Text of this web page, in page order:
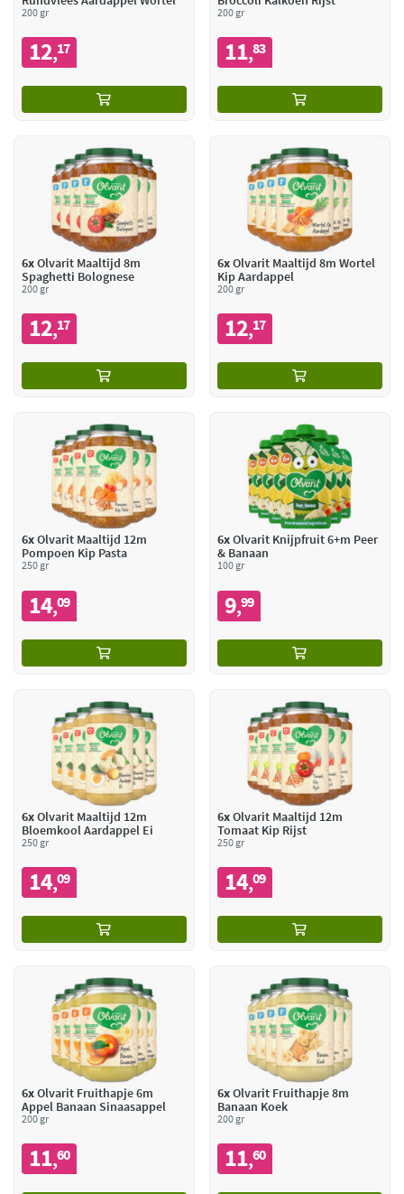
200 gr
12,17
200 gr
11,83
6xOlvarit Maaltijd 8m
Spaghetti Bolognese
200 gr
12,17
6xOlvarit Maaltijd 8m Wortel
Kip Aardappel
200 gr
12,17
6xOlvarit Maaltijd 12m
Pompoen Kip Pasta
250 gr
14,09
6xOlvarit Knijpfruit 6+m Peer
& Banaan
100 gr
9,99
6xOlvarit Maaltijd 12m
Bloemkool Aardappel Ei
250 gr
14,09
6xOlvarit Maaltijd 12m
Tomaat Kip Rijst
250 gr
14,09
6xOlvarit Fruithapje 6m
Appel Banaan Sinaasappel
200 gr
11,60
6xOlvarit Fruithapje 8m
Banaan Koek
200 gr
11,60